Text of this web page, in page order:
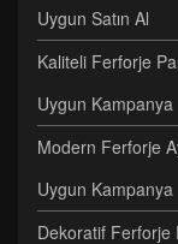
Uygun Satın Al
Kaliteli Ferforje
Uygun Kampanya
Modern Ferforje
Uygun Kampanya
Dekoratif Ferforje